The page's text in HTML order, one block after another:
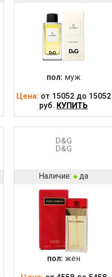
пол: муж
Цена: от 15052 до 15052
руб. КУПИТЬ
D&G
D&G
Наличие: да
пол: жен